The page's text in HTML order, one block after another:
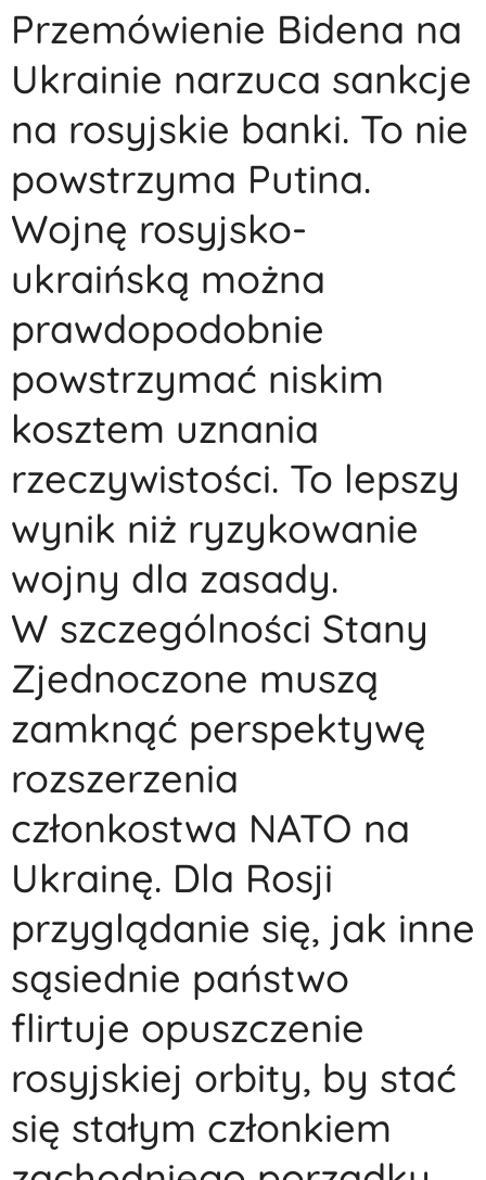
Przemówienie Bidena na
Ukrainie narzuca sankcje
na rosyjskie banki. To nie
powstrzyma Putina.
Wojnę rosyjsko-
ukraińską można
prawdopodobnie
powstrzymać niskim
kosztem uznania
rzeczywistości. To lepszy
wynik niż ryzykowanie
wojny dla zasady.
W szczególności Stany
Zjednoczone muszą
zamknąć perspektywę
rozszerzenia
członkostwa NATO na
Ukrainę. Dla Rosji
przyglądanie się, jak inne
sąsiednie państwo
flirtuje opuszczenie
rosyjskiej orbity, by stać
się stałym członkiem